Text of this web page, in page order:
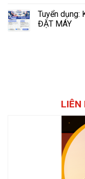
Tuyển dụng:
ĐẶT MÁY
LIÊN